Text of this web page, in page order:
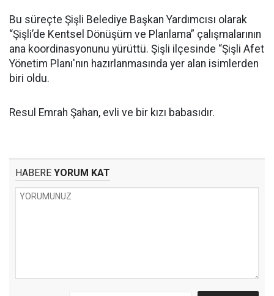
Bu süreçte Şişli Belediye Başkan Yardımcısı olarak
“Şişli’de Kentsel Dönüşüm ve Planlama” çalışmalarının
ana koordinasyonunu yürüttü. Şişli ilçesinde “Şişli Afet
Yönetim Planı'nın hazırlanmasında yer alan isimlerden
biri oldu.
Resul Emrah Şahan, evli ve bir kızı babasıdır.
HABERE YORUM KAT